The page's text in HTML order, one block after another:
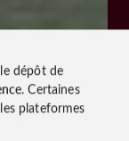
dépôt de
. Certaines
plateformes